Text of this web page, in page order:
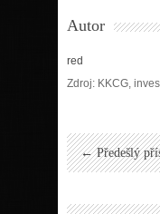
Autor
red
Zdroj: KKCG,
← Předešlý